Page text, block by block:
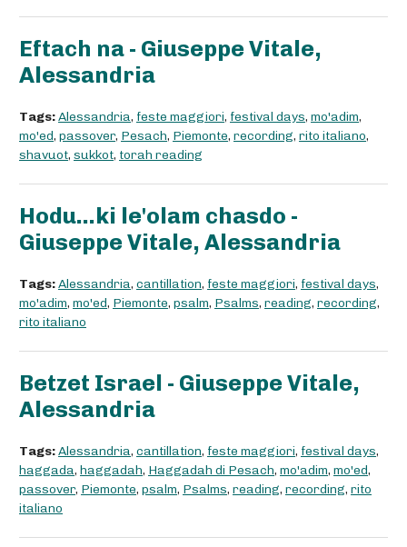
Eftach na - Giuseppe Vitale,
Alessandria
Tags:Alessandria, feste maggiori, festival days, mo'adim,
mo'ed, passover, Pesach, Piemonte, recording, rito italiano,
shavuot, sukkot, torah reading
Hodu...ki le'olam chasdo -
Giuseppe Vitale, Alessandria
Tags:Alessandria, cantillation, feste maggiori, festival days,
mo'adim, mo'ed, Piemonte, psalm, Psalms, reading, recording,
rito italiano
Betzet Israel - Giuseppe Vitale,
Alessandria
Tags:Alessandria, cantillation, feste maggiori, festival days,
haggada, haggadah, Haggadah di Pesach, mo'adim, mo'ed,
passover, Piemonte, psalm, Psalms, reading, recording, rito
italiano